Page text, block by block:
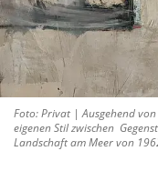
Foto: Privat | Ausgehend
eigenen Stil zwischen
Landschaft am Meer von